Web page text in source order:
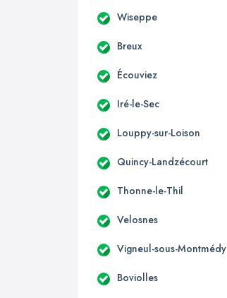
Wiseppe
Breux
Écouviez
Iré-le-Sec
Louppy-sur-Loison
Quincy-Landzécourt
Thonne-le-Thil
Velosnes
Vigneul-sous-Montmédy
Boviolles